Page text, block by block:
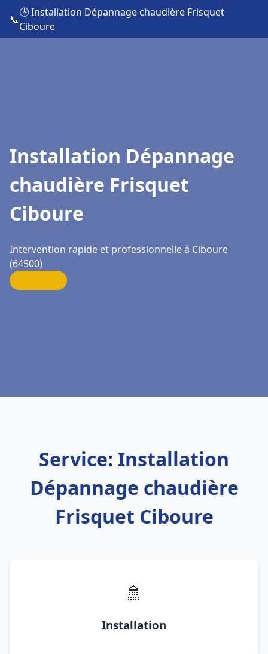
📞
🕒 Installation Dépannage chaudière Frisquet
Ciboure
Installation Dépannage
chaudière Frisquet
Ciboure
Intervention rapide et professionnelle à Ciboure
(64500)
Service: Installation
Dépannage chaudière
Frisquet Ciboure
🚿
Installation